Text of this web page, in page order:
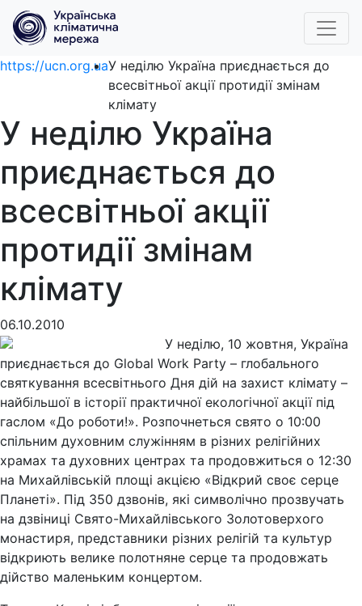
https://ucn.org.uaУ неділю Україна приєднається до
всесвітньої акції протидії змінам
клімату
У неділю Україна
приєднається до
всесвітньої акції
протидії змінам
клімату
06.10.2010
У неділю, 10 жовтня, Україна
приєднається до Global Work Party – глобального
святкування всесвітнього Дня дій на захист клімату –
найбільшої в історії практичної екологічної акції під
гаслом «До роботи!». Розпочнеться свято о 10:00
спільним духовним служінням в різних релігійних
храмах та духовних центрах та продовжиться о 12:30
на Михайлівській площі акцією «Відкрий своє серце
Планеті». Під 350 дзвонів, які символічно прозвучать
на дзвіниці Свято-Михайлівського Золотоверхого
монастиря, представники різних релігій та культур
відкриють велике полотняне серце та продовжать
дійство маленьким концертом.